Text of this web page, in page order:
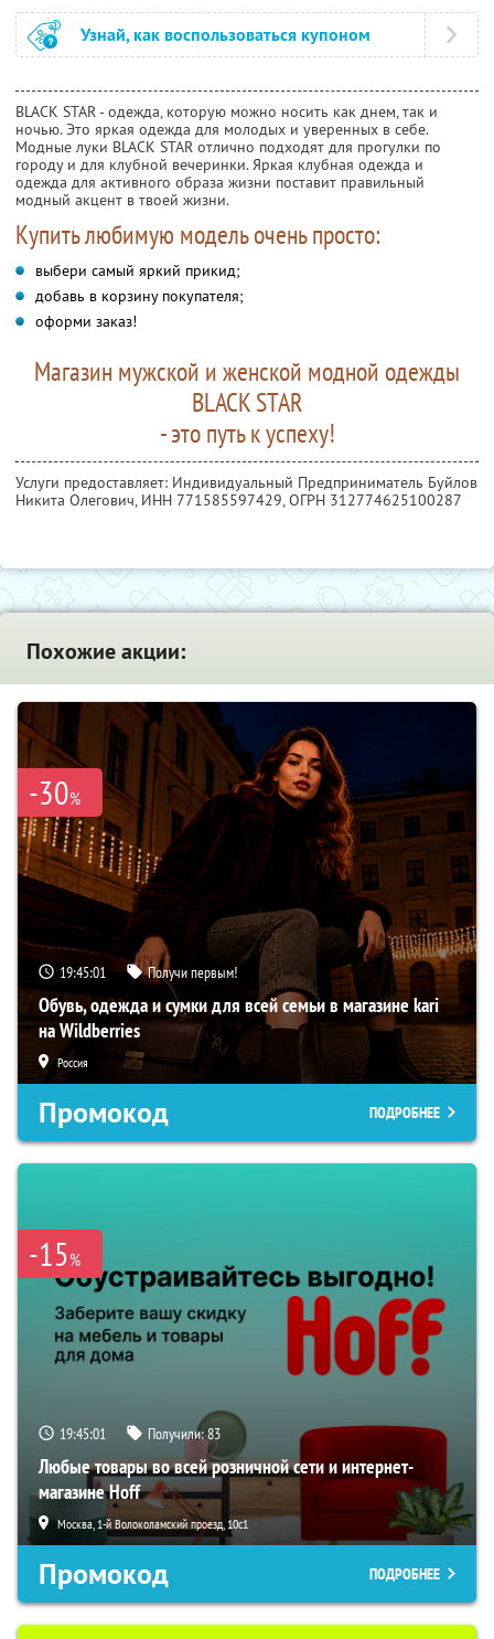
Узнай, как воспользоваться купоном
BLACK STAR - одежда, которую можно носить как днем, так и
ночью. Это яркая одежда для молодых и уверенных в себе.
Модные луки BLACK STAR отлично подходят для прогулки по
городу и для клубной вечеринки. Яркая клубная одежда и
одежда для активного образа жизни поставит правильный
модный акцент в твоей жизни.
Купить любимую модель очень просто:
выбери самый яркий прикид;
добавь в корзину покупателя;
оформи заказ!
Магазин мужской и женской модной одежды
BLACK STAR
- это путь к успеху!
Услуги предоставляет: Индивидуальный Предприниматель Буйлов
Никита Олегович, ИНН 771585597429, ОГРН 312774625100287
Похожие акции:
-30%
19:45:00 Получи первым!
Обувь, одежда и сумки для всей семьи в магазине kari
на Wildberries
Россия
Промокод ПОДРОБНЕЕ
-15%
19:45:00 Получили:83
Любые товары во всей розничной сети и интернет-
магазине Hoff
Москва, 1-й Волоколамский проезд, 10с1
Промокод ПОДРОБНЕЕ